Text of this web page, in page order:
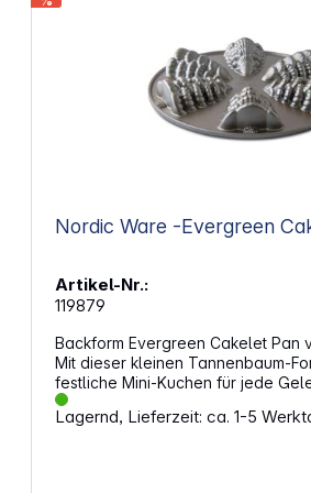
Artikel-Nr.:
119879
Backform Evergreen Cakelet Pan
Mit dieser kleinen Tannenbaum-
festliche Mini-Kuchen für jede
Form macht es möglich, sechs
Tannenbäume zu backen.
Lagernd, Lieferzeit: ca. 1-5